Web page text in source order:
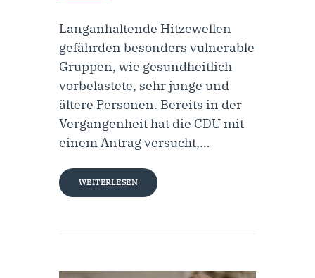
Langanhaltende Hitzewellen
gefährden besonders vulnerable
Gruppen, wie gesundheitlich
vorbelastete, sehr junge und
ältere Personen. Bereits in der
Vergangenheit hat die CDU mit
einem Antrag versucht,…
WEITERLESEN